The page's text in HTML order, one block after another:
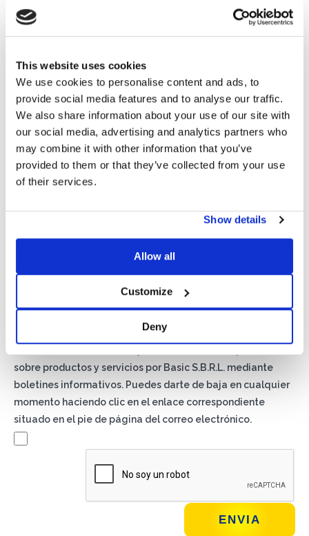
This website uses cookies
We use cookies to personalise content and ads, to
provide social media features and to analyse our traffic.
We also share information about your use of our site with
our social media, advertising and analytics partners who
may combine it with other information that you’ve
provided to them or that they’ve collected from your use
of their services.
Show details
Allow all
Customize
Deny
Autorizo el tratamiento de mis datos según lo dispuesto en
Política de Privacidadde Basic S.B.R.L.
sobre productos y servicios por Basic S.B.R.L. mediante
boletines informativos. Puedes darte de baja en cualquier
momento haciendo clic en el enlace correspondiente
situado en el pie de página del correo electrónico.